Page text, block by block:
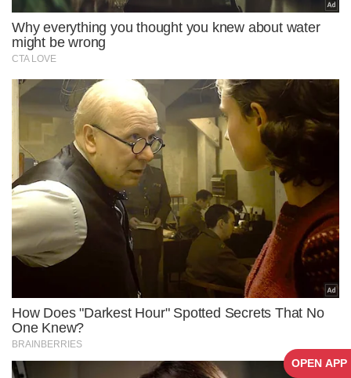
OPEN APP